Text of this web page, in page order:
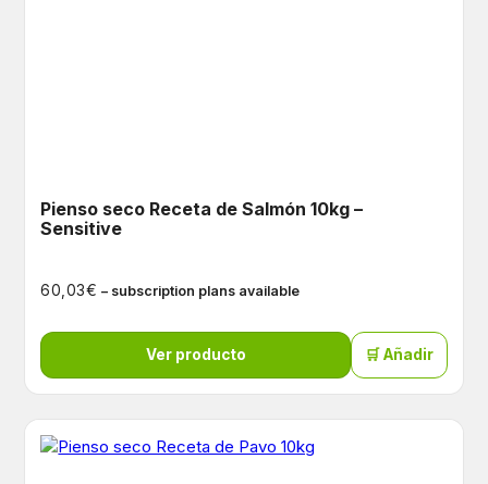
Pienso seco Receta de Salmón 10kg –
Sensitive
60,03€ – subscription plans available
Ver producto 🛒 Añadir